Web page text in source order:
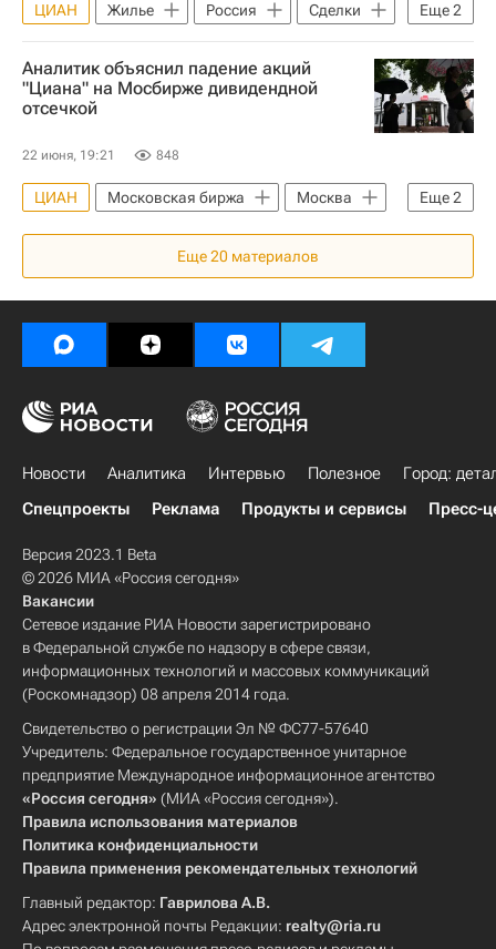
Еще2
ЦИАН Жилье Россия
Сделки
Новостройки
Москва
Аналитик объяснил падение акций
"Циана" на Мосбирже дивидендной
отсечкой
22 июня, 19:21 848
Еще2
ЦИАН Московская биржа
Москва
Экономика
Акции
Еще20 материалов
Новости Аналитика Интервью Полезное
Город:
Спецпроекты
Реклама Продукты и сервисы Пресс-
Версия 2023.1 Beta
© 2026 МИА «Россия сегодня»
Вакансии
Сетевое издание РИА Новости зарегистрировано
в Федеральной службе по надзору в сфере связи,
информационных технологий и массовых коммуникаций
(Роскомнадзор) 08 апреля 2014 года.
Свидетельство о регистрации Эл № ФС77-57640
Учредитель: Федеральное государственное унитарное
предприятие Международное информационное агентство
«Россия сегодня» (МИА «Россия сегодня»).
Правила использования материалов
Политика конфиденциальности
Правила применения рекомендательных технологий
Главный редактор: Гаврилова А.В.
Адрес электронной почты Редакции: realty@ria.ru